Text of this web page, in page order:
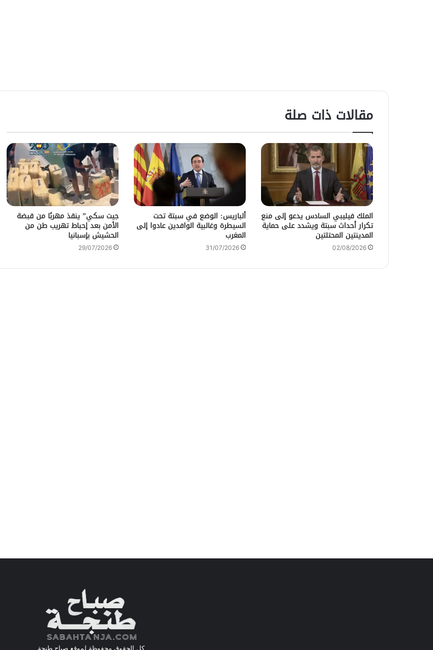
مقالات ذات صلة
الملك فيليبي السادس يدعو إلى منع
تكرار أحداث سبتة ويشدد على حماية
المدينتين المحتلتين
02/08/2026
ألباريس: الوضع في سبتة تحت
السيطرة وغالبية الوافدين عادوا إلى
المغرب
31/07/2026
جيت سكي” ينقذ مهربًا من قبضة
الأمن بعد إحباط تهريب طن من
الحشيش بإسبانيا
29/07/2026
كل الحقوق محفوظة لموقع صباح طنجة